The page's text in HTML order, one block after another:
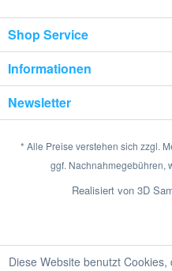
Shop Service
Informationen
Newsletter
* Alle Preise verstehen sich zzgl.
ggf. Nachnahmegebühren,
Realisiert von 3D
Diese Website benutzt